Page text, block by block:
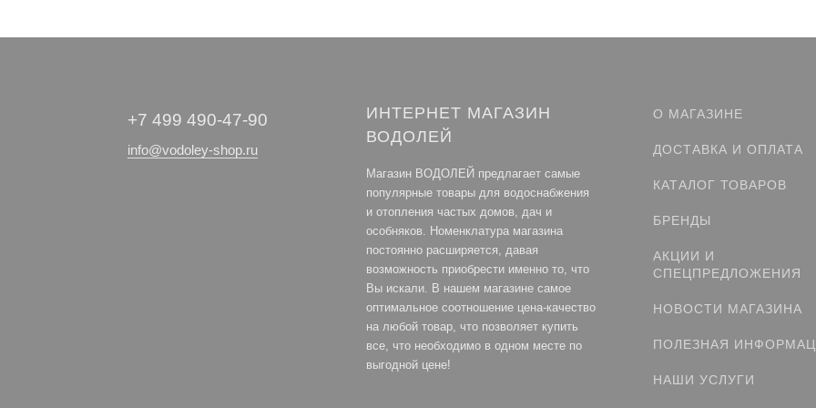
+7 499 490-47-90
info@vodoley-shop.ru
ИНТЕРНЕТ МАГАЗИН
ВОДОЛЕЙ
Магазин ВОДОЛЕЙ предлагает самые
популярные товары для водоснабжения
и отопления частых домов, дач и
особняков. Номенклатура магазина
постоянно расширяется, давая
возможность приобрести именно то, что
Вы искали. В нашем магазине самое
оптимальное соотношение цена-качество
на любой товар, что позволяет купить
все, что необходимо в одном месте по
выгодной цене!
О МАГАЗИНЕ
ДОСТАВКА И ОПЛАТА
КАТАЛОГ ТОВАРОВ
БРЕНДЫ
АКЦИИ И
СПЕЦПРЕДЛОЖЕНИЯ
НОВОСТИ МАГАЗИНА
ПОЛЕЗНАЯ
НАШИ УСЛУГИ